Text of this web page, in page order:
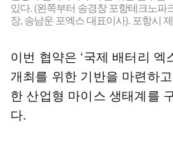
있다. (왼쪽부터 송경창 포항테크노파
장, 송남운 포엑스 대표이사). 포항시
이번 협약은 ‘국제 배터리 엑
개최를 위한 기반을 마련하
한 산업형 마이스 생태계를
다.